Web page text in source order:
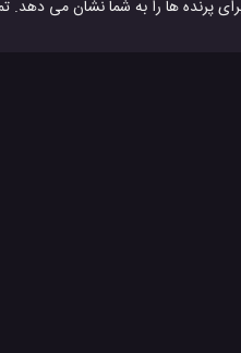
پرنده ها را به شما نشان می
ساخت